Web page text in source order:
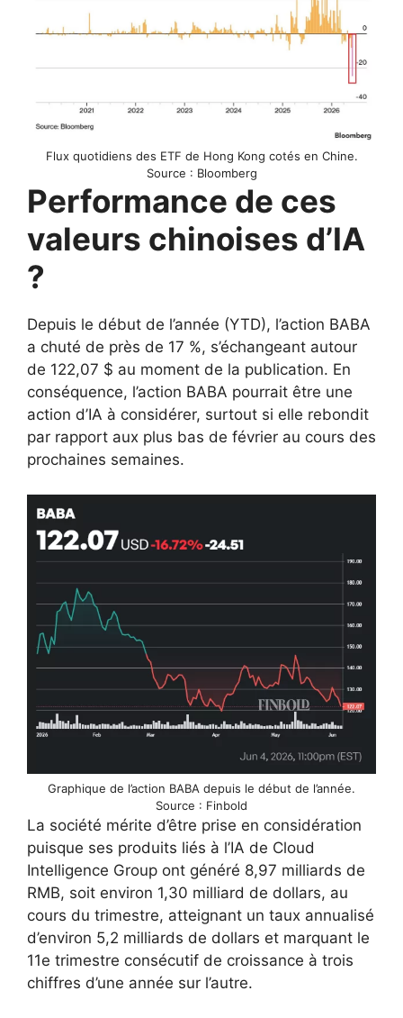
Flux quotidiens des ETF de Hong Kong cotés en Chine.
Source : Bloomberg
Performance de ces
valeurs chinoises d’IA
?
Depuis le début de l’année (YTD), l’action BABA
a chuté de près de 17 %, s’échangeant autour
de 122,07 $ au moment de la publication. En
conséquence, l’action BABA pourrait être une
action d’IA à considérer, surtout si elle rebondit
par rapport aux plus bas de février au cours des
prochaines semaines.
Graphique de l’action BABA depuis le début de l’année.
Source : Finbold
La société mérite d’être prise en considération
puisque ses produits liés à l’IA de Cloud
Intelligence Group ont généré 8,97 milliards de
RMB, soit environ 1,30 milliard de dollars, au
cours du trimestre, atteignant un taux annualisé
d’environ 5,2 milliards de dollars et marquant le
11e trimestre consécutif de croissance à trois
chiffres d’une année sur l’autre.